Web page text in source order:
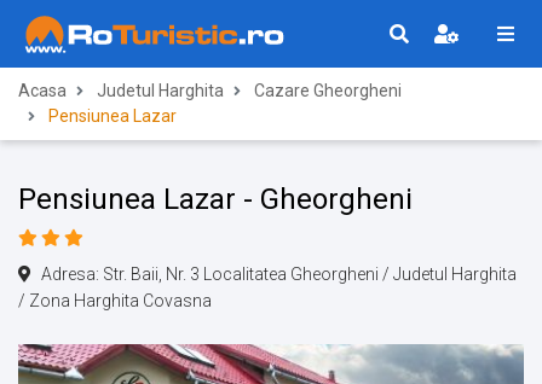
Acasa Judetul Harghita
Cazare Gheorgheni
Pensiunea Lazar
Pensiunea Lazar - Gheorgheni
Adresa: Str. Baii, Nr. 3 Localitatea Gheorgheni / Judetul Harghita
/ Zona Harghita Covasna